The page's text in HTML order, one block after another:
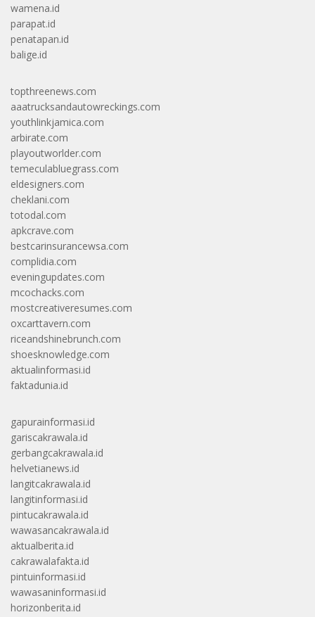
wamena.id
parapat.id
penatapan.id
balige.id
topthreenews.com
aaatrucksandautowreckings.com
youthlinkjamica.com
arbirate.com
playoutworlder.com
temeculabluegrass.com
eldesigners.com
cheklani.com
totodal.com
apkcrave.com
bestcarinsurancewsa.com
complidia.com
eveningupdates.com
mcochacks.com
mostcreativeresumes.com
oxcarttavern.com
riceandshinebrunch.com
shoesknowledge.com
aktualinformasi.id
faktadunia.id
gapurainformasi.id
gariscakrawala.id
gerbangcakrawala.id
helvetianews.id
langitcakrawala.id
langitinformasi.id
pintucakrawala.id
wawasancakrawala.id
aktualberita.id
cakrawalafakta.id
pintuinformasi.id
wawasaninformasi.id
horizonberita.id